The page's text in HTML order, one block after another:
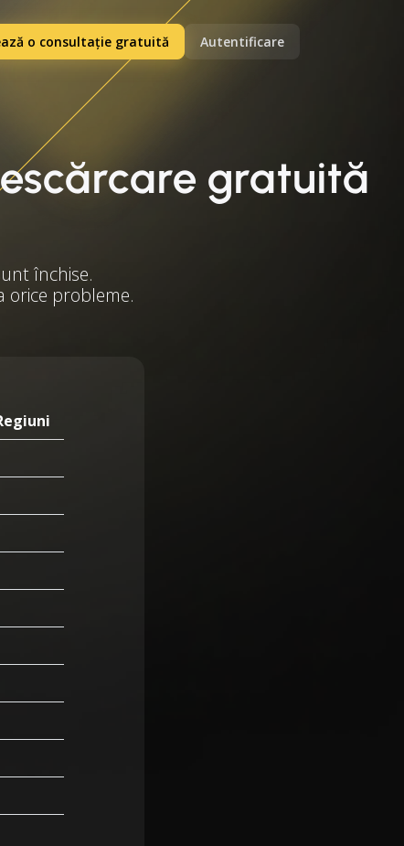
o consultație gratuită Autentificare
gratuită
închise.
orice probleme.